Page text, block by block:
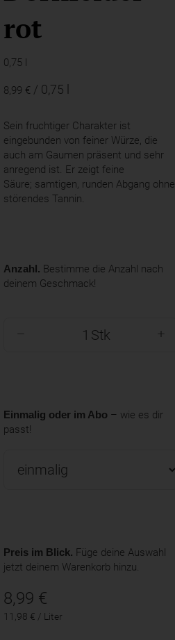
rot
0,75 l
8,99 € / 0,75 l
Sein fruchtiger Charakter ist
eingebunden von feiner Würze, die
auch am Gaumen präsent und sehr
anregend ist. Er zeigt feine
Säure; samtigen, runden Abgang ohne
störendes Tannin.
Anzahl. Bestimme die Anzahl nach
deinem Geschmack!
Stk
Einmalig oder im Abo – wie es dir
passt!
Preis im Blick. Füge deine Auswahl
jetzt deinem Warenkorb hinzu.
8,99 €
11,98 € / Liter